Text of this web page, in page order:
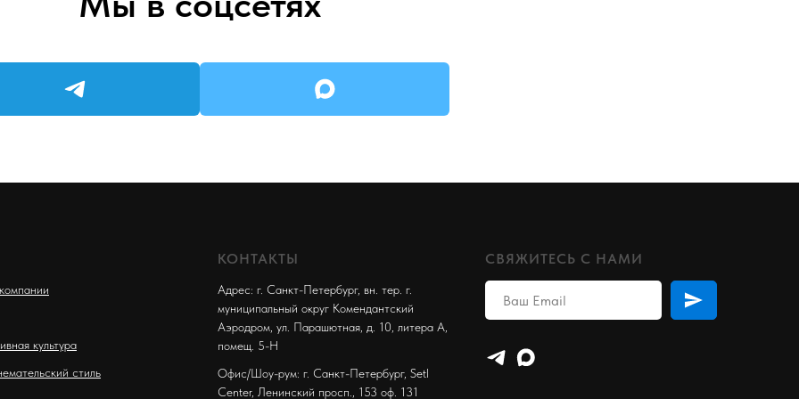
культура
стиль
КОНТАКТЫ
Адрес: г. Санкт-Петербург, вн. тер. г.
муниципальный округ Комендантский
Аэродром, ул. Парашютная, д. 10, литера А,
помещ. 5-Н
Офис/Шоу-рум: г. Санкт-Петербург, Setl
Center, Ленинский просп., 153 оф. 131
СВЯЖИТЕСЬ С НАМИ